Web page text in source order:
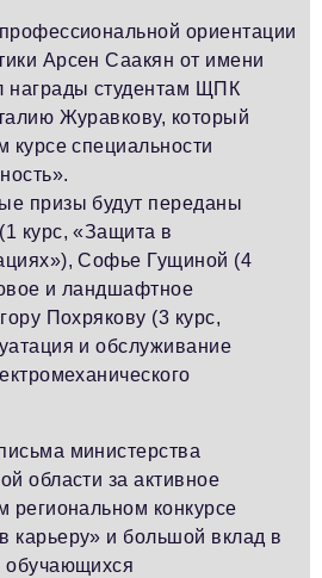
ориентации
Арсен Саакян от имени
награды студентам ЩПК
Журавкову, который
курсе специальности
призы будут переданы
курс, «Защита в
Софье Гущиной (4
и ландшафтное
Похрякову (3 курс,
и обслуживание
министерства
области за активное
региональном конкурсе
карьеру» и большой вклад в
обучающихся